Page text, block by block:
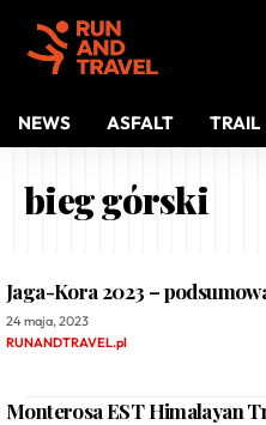
NEWS ASFALT TRAIL
bieg górski
Jaga-Kora 2023 –
24 maja, 2023
RUNANDTRAVEL.pl
Monterosa EST Himalayan